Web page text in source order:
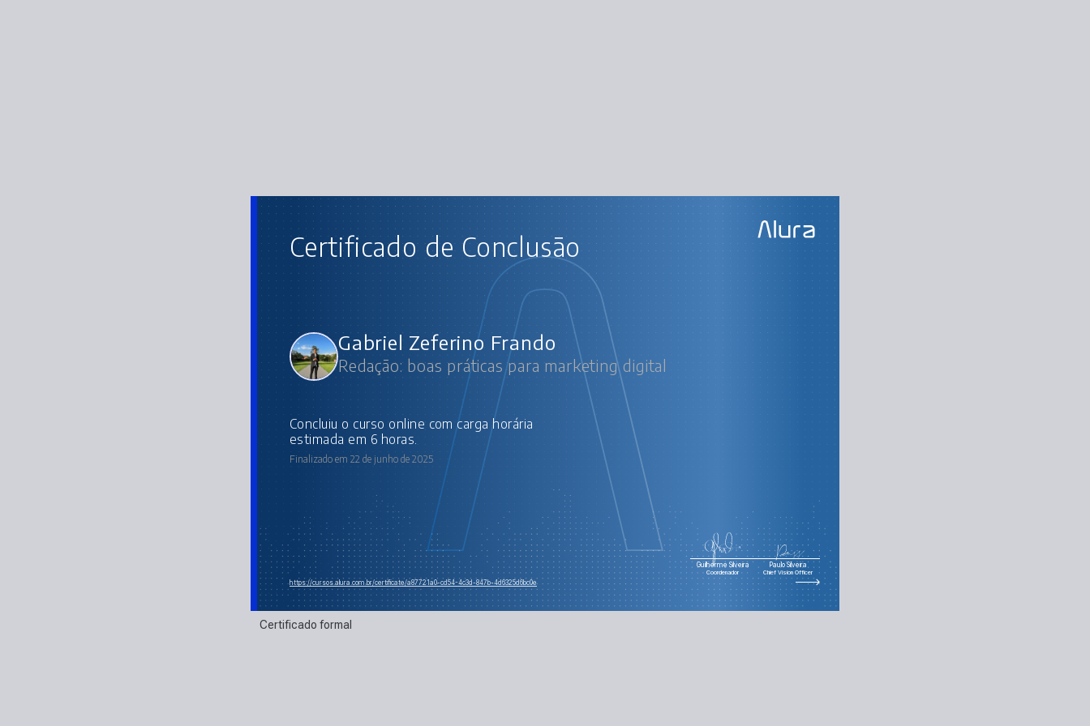
Certificado de Conclusão
Gabriel Zeferino Frando
Redação: boas práticas para marketing digital
concluiu o curso online com carga horária
estimada em 6 horas.
Finalizado em 22 de junho de 2025
Guilherme Silveira
Coordenador
Paulo Silveira
Chief Vision Officer
https://cursos.alura.com.br/certificate/a87721a0-cd54-4c3d-847b-4d6325d6bc0e
AULAS DO CURSO
Redação: boas práticas para marketing digital
Conceitos principais da redação para marketing digital
Passos iniciais para redigir um texto
Certificado formal